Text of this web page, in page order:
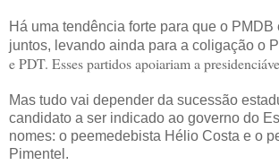
Há uma tendência forte para que o PMDB
juntos, levando ainda para a coligação o
e PDT. Esses partidos apoiariam a
Mas tudo vai depender da sucessão
candidato a ser indicado ao governo do
nomes: o peemedebista Hélio Costa e o
Pimentel.